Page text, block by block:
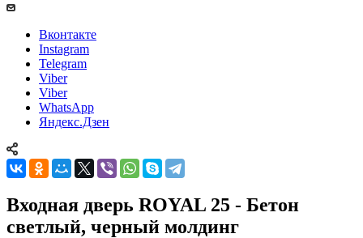
Вконтакте
Instagram
Telegram
Viber
Viber
WhatsApp
Яндекс.Дзен
Входная дверь ROYAL 25 - Бетон
светлый, черный молдинг